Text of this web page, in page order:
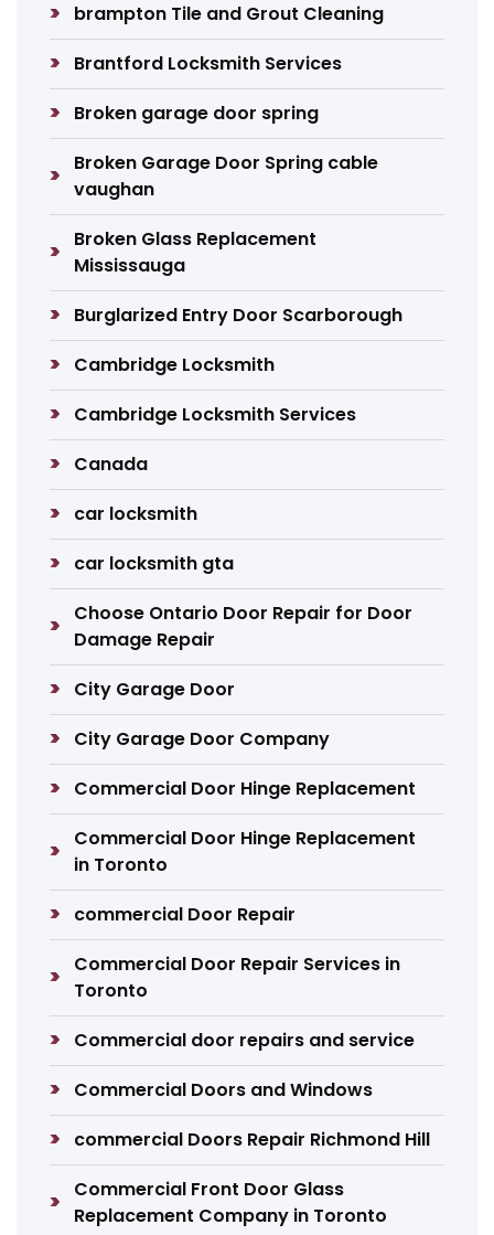
brampton Tile and Grout Cleaning
Brantford Locksmith Services
Broken garage door spring
Broken Garage Door Spring cable
vaughan
Broken Glass Replacement
Mississauga
Burglarized Entry Door Scarborough
Cambridge Locksmith
Cambridge Locksmith Services
Canada
car locksmith
car locksmith gta
Choose Ontario Door Repair for Door
Damage Repair
City Garage Door
City Garage Door Company
Commercial Door Hinge Replacement
Commercial Door Hinge Replacement
in Toronto
commercial Door Repair
Commercial Door Repair Services in
Toronto
Commercial door repairs and service
Commercial Doors and Windows
commercial Doors Repair Richmond Hill
Commercial Front Door Glass
Replacement Company in Toronto